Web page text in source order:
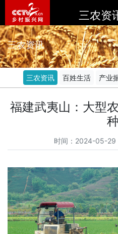
三农资
三农资讯
三农资讯 百姓生活 产业
福建武夷山：大型
种
时间：2024-05-